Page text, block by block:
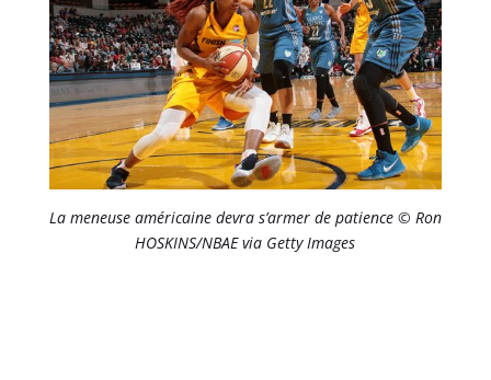
La meneuse américaine devra s’armer de patience © Ron
HOSKINS/NBAE via Getty Images